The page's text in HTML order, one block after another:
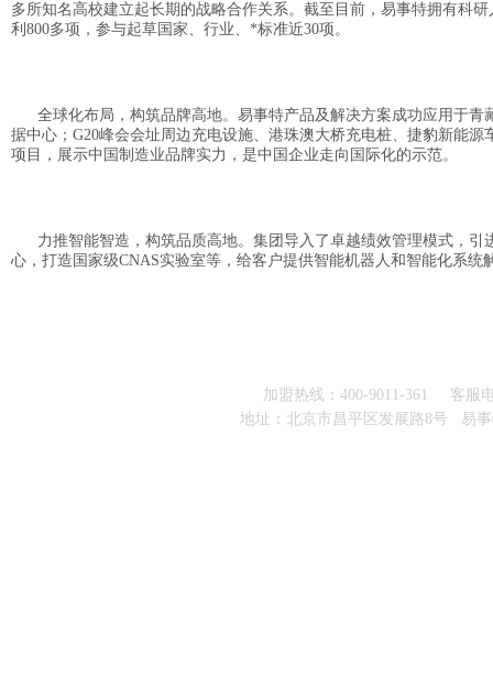
多所知名高校建立起长期的战略合作关系。截至目前，易事特拥有科
利800多项，参与起草国家、行业、*标准近30项。
全球化布局，构筑品牌高地。易事特产品及解决方案成功应用于青
据中心；G20峰会会址周边充电设施、港珠澳大桥充电桩、捷豹新能
项目，展示中国制造业品牌实力，是中国企业走向国际化的示范。
力推智能智造，构筑品质高地。集团导入了卓越绩效管理模式，引
心，打造国家级CNAS实验室等，给客户提供智能机器人和智能化系
加盟热线：400-9011-361 客服
地址：北京市昌平区发展路8号 易事